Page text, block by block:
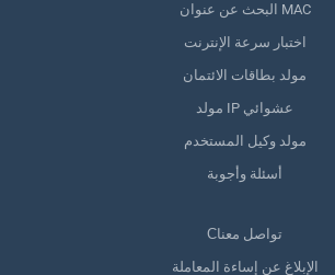
البحث عن عنوان MAC
اختبار سرعة الإنترنت
مولد بطاقات الائتمان
مولد IP عشوائي
مولد وكيل المستخدم
أسئلة وأجوبة
Сتواصل معنا
الإبلاغ عن إساءة المعاملة